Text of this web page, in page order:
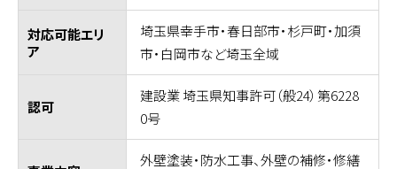
対応可能エリ
ア
埼玉県幸手市・春日部市・杉戸町・加須
市・白岡市など埼玉全域
認可
建設業 埼玉県知事許可（般24）第6228
0号
外壁塗装・防水工事、外壁の補修・修繕